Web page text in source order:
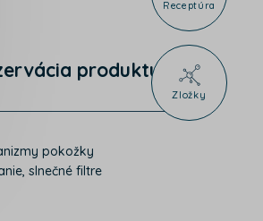
Receptúra
Zložky
produktu
pokožky
slnečné filtre